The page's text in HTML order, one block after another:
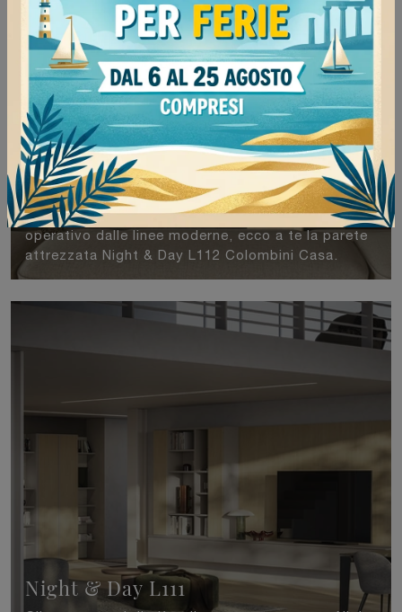
Night & Day L112
Se vuoi completare un soggiorno pratico e
operativo dalle linee moderne, ecco a te la parete
attrezzata Night & Day L112 Colombini Casa.
Night & Day L111